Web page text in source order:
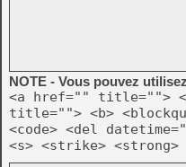
NOTE - Vous pouvez
<a href="" title="">
title=""> <b>
<code> <del
<s> <strike> <strong>